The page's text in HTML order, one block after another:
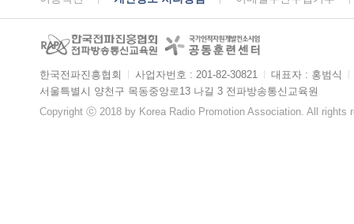
한국전파진흥협회 사업자번호 : 201-82-30821 대표자 : 홍범식
서울특별시 양천구 목동중앙로13 나길 3 전파방송통신교육원
Copyright ⓒ 2018 by Korea Radio Promotion Association. All rights